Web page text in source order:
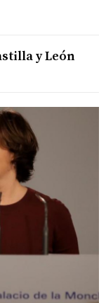
y León